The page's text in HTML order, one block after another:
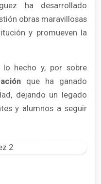
ha desarrollado
obras maravillosas
y promueven la
hecho y, por sobre
que ha ganado
dejando un legado
y alumnos a seguir